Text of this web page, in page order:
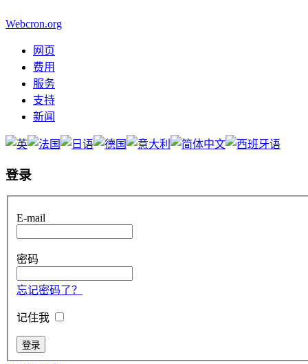
Webcron.org
网页
费用
服务
支持
新闻
登录
E-mail
密码
忘记密码了？
记住我